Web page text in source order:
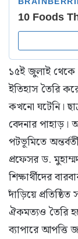
১৫ই জুলাই
ইতিহাস তৈরি
কখনো ঘটেনি।
বেদনার পাহাড়।
পটভূমিতে
প্রফেসর ড.
শিক্ষার্থীদের
দাঁড়িয়ে
ঐকমত্যও তৈরি
ব্যাপারে আপত্তি